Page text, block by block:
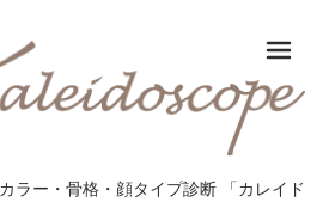
ラー・骨格・顔タイプ診断 「カレイド